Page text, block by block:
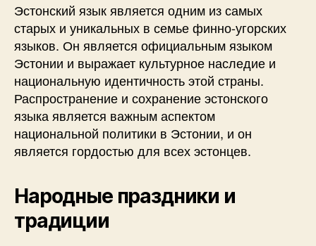
Эстонский язык является одним из самых
старых и уникальных в семье финно-угорских
языков. Он является официальным языком
Эстонии и выражает культурное наследие и
национальную идентичность этой страны.
Распространение и сохранение эстонского
языка является важным аспектом
национальной политики в Эстонии, и он
является гордостью для всех эстонцев.
Народные праздники и
традиции